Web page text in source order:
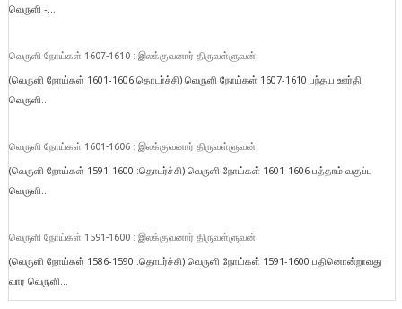
வெருளி -...
வெருளி நோய்கள் 1607-1610 : இலக்குவனார் திருவள்ளுவன்
(வெருளி நோய்கள் 1601-1606 தொடர்ச்சி) வெருளி நோய்கள் 1607-1610 பந்தய ஊர்தி
வெருளி...
வெருளி நோய்கள் 1601-1606 : இலக்குவனார் திருவள்ளுவன்
(வெருளி நோய்கள் 1591-1600 :தொடர்ச்சி) வெருளி நோய்கள் 1601-1606 பத்தாம் வகுப்பு
வெருளி...
வெருளி நோய்கள் 1591-1600 : இலக்குவனார் திருவள்ளுவன்
(வெருளி நோய்கள் 1586-1590 :தொடர்ச்சி) வெருளி நோய்கள் 1591-1600 பதினொன்றாவது
வார வெருளி...